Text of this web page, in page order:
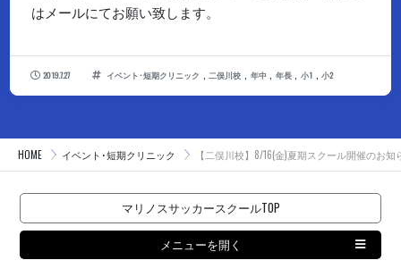
はメールにてお願い致します。
2019.7.27 イベント･短期クリニック 二俣川校 年中 年長 小1 小2
HOME イベント･短期クリニック 【二俣川校】8/16(金)夏期スクール開催のお知
マリノスサッカースクールTOP
メニューを開く